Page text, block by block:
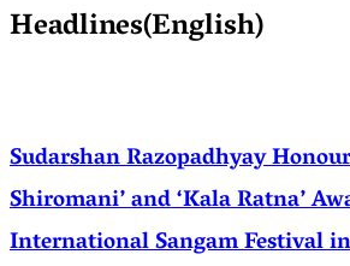
Headlines(English)
Sudarshan Razopadhyay
Shiromani’ and ‘Kala Ratna’
International Sangam Festival